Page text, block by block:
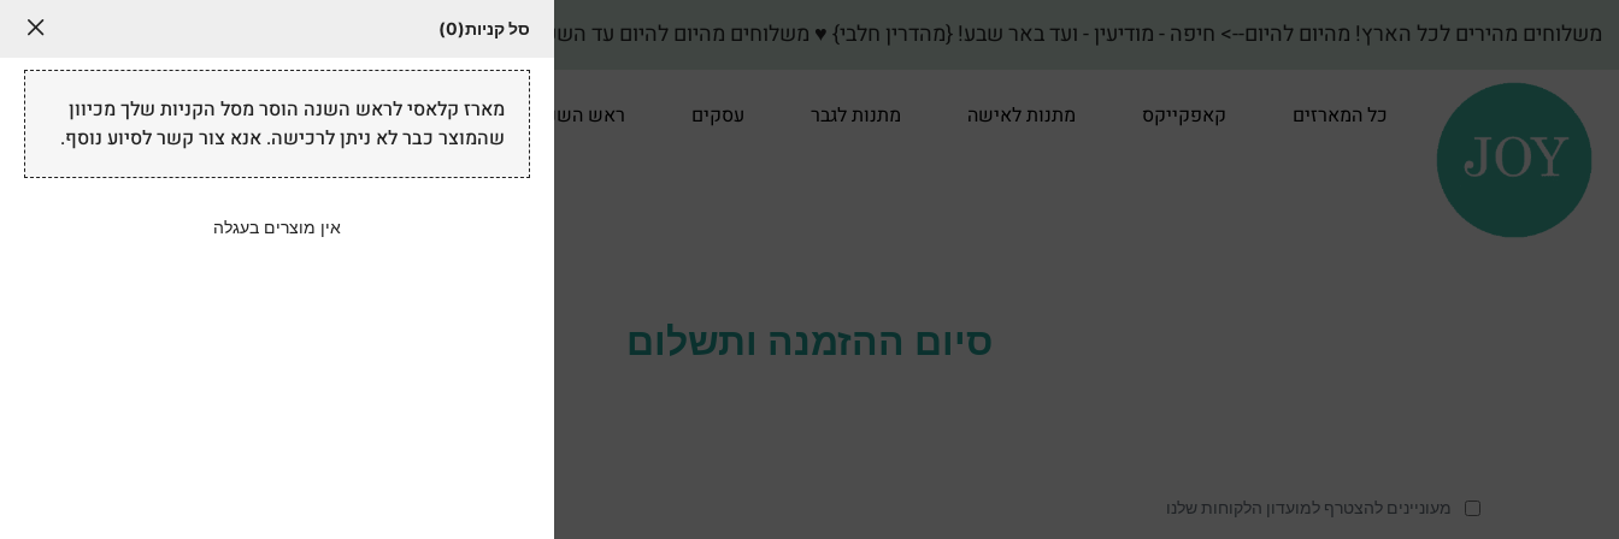
משלוחים מהירים לכל הארץ! מהיום להיום--> חיפה - מודיעין - ועד באר שבע! {מהדרין חלבי} ♥ משלוחים מהיום להיום עד השעה 15:00 לערי: פתח תקווה-גני תקווה-קרית אונו-גבעת שמואל♥
כל המארזים קאפקייקס מתנות לאישה מתנות לגבר עסקים ראש השנה החשבון שלי סדנאות לילדים
0504556206 טרם נבחרה עיר למשלוח
סיום ההזמנה ותשלום
מעוניינים להצטרף למועדון הלקוחות שלנו
סל קניות 0
מארז קלאסי לראש השנה הוסר מסל הקניות שלך מכיוון
שהמוצר כבר לא ניתן לרכישה. אנא צור קשר לסיוע נוסף.
אין מוצרים בעגלה